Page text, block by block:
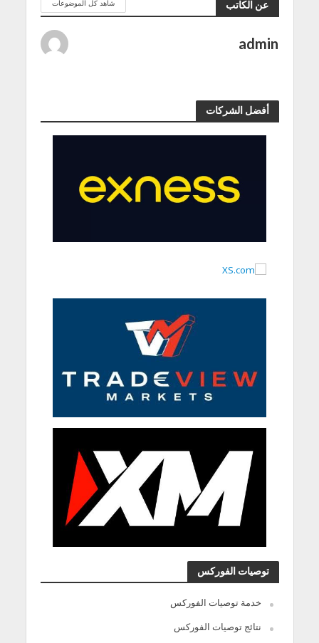
عن الكاتب شاهد كل الموضوعات
admin
أفضل الشركات
توصيات الفوركس
خدمة توصيات الفوركس
نتائج توصيات الفوركس